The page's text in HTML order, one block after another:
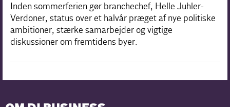
Inden sommerferien gør branchechef, Helle Juhler-
Verdoner, status over et halvår præget af nye politiske
ambitioner, stærke samarbejder og vigtige
diskussioner om fremtidens byer.